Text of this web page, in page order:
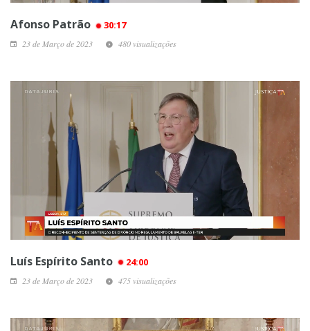
Afonso Patrão 30:17
23 de Março de 2023 480 visualizações
Luís Espírito Santo 24:00
23 de Março de 2023 475 visualizações